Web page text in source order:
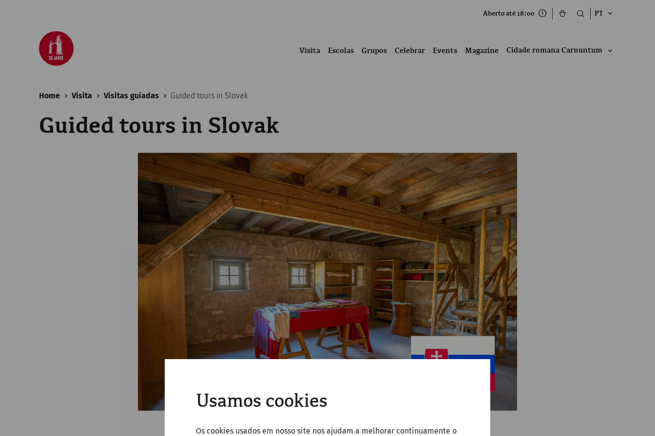
Usamos cookies
Os cookies usados em nosso site nos ajudam a melhorar continuamente o
Aberto até 18:00 PT
Visita Escolas Grupos Celebrar Events Magazine Cidade romana Carnuntum
Home Visita Visitas guiadas Guided tours in Slovak
Guided tours in Slovak